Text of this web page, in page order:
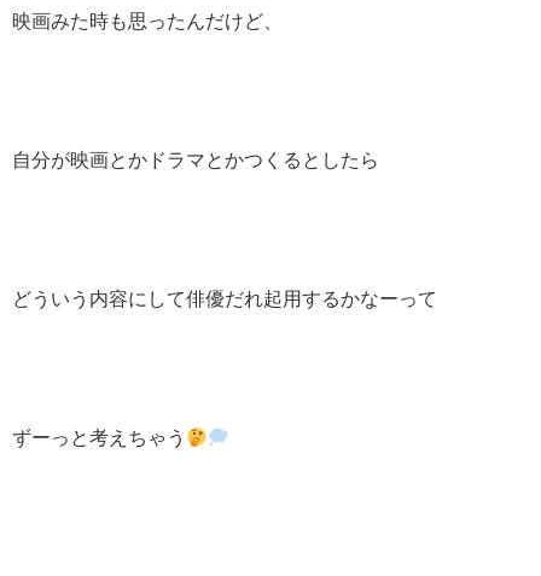
映画みた時も思ったんだけど、
自分が映画とかドラマとかつくるとしたら
どういう内容にして俳優だれ起用するかなーって
ずーっと考えちゃう